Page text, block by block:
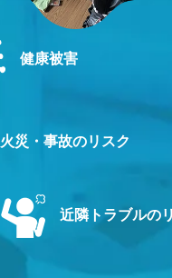
健康被害
火災・事故のリスク
近隣トラブルの